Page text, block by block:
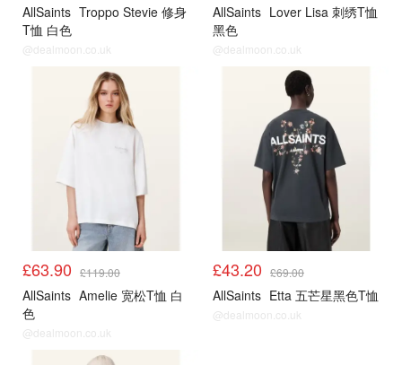
AllSaints Troppo Stevie 修身
T恤 白色
@dealmoon.co.uk
AllSaints Lover Lisa 刺绣T恤
黑色
@dealmoon.co.uk
£63.90 £119.00
AllSaints Amelie 宽松T恤 白
色
@dealmoon.co.uk
£43.20 £69.00
AllSaints Etta 五芒星黑色T恤
@dealmoon.co.uk